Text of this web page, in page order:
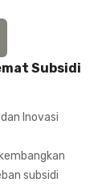
Subsidi
Inovasi
subsidi